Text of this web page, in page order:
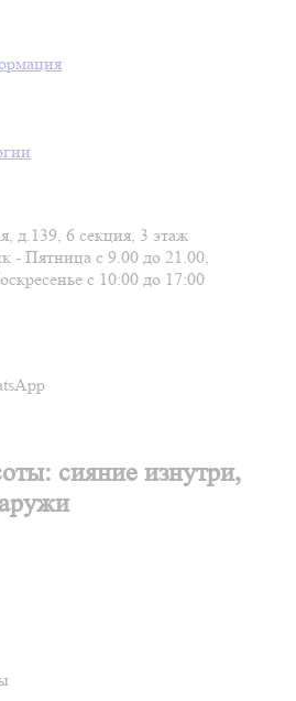
д.139, 6 секция, 3 этаж
- Пятница с 9.00 до 21.00,
с 10:00 до 17:00
сияние изнутри,